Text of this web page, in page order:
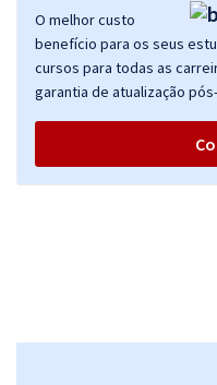
O melhor custo
benefício para os seus
cursos para todas as
garantia de atualização